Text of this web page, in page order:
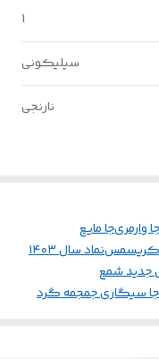
1
سیلیکونی
نارنجی
جا وارمریجا مایع
کریسمسنماد سال ۱۴۰۳
جدید شمع
جا سیگاری جمجمه گرد